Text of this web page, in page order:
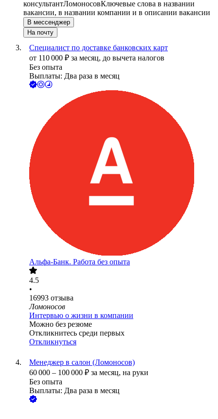
консультантЛомоносовКлючевые слова в названии
вакансии, в названии компании и в описании вакансии
В мессенджер
На почту
Специалист по доставке банковских карт
от 110 000 ₽ за месяц, до вычета налогов
Без опыта
Выплаты: Два раза в месяц
Альфа-Банк. Работа без опыта
4.5
•
16993 отзыва
Ломоносов
Интервью о жизни в компании
Можно без резюме
Откликнитесь среди первых
Откликнуться
Менеджер в салон (Ломоносов)
60 000 – 100 000 ₽ за месяц, на руки
Без опыта
Выплаты: Два раза в месяц